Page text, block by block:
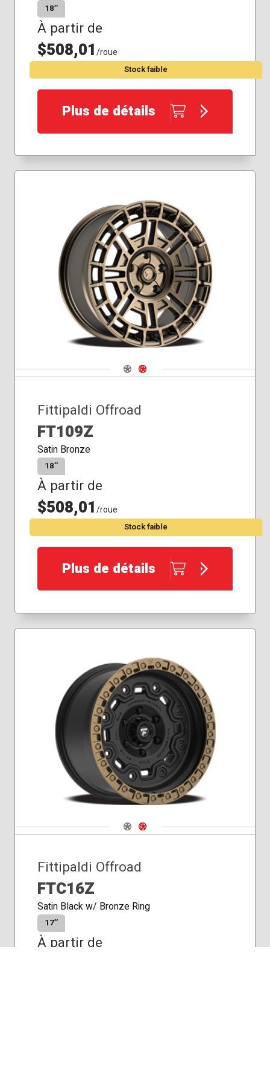
18″
À partir de
$508,01/roue
Stock faible
Plus de détails
Navigate 1
Navigate 2
Fittipaldi Offroad
FT109Z
Satin Bronze
18″
À partir de
$508,01/roue
Stock faible
Plus de détails
Navigate 1
Navigate 2
Fittipaldi Offroad
FTC16Z
Satin Black w/ Bronze Ring
17″
À partir de